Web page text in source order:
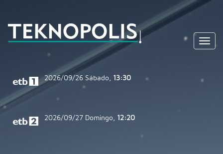
2026/09/26 Sábado, 13:30
2026/09/27 Domingo, 12:20